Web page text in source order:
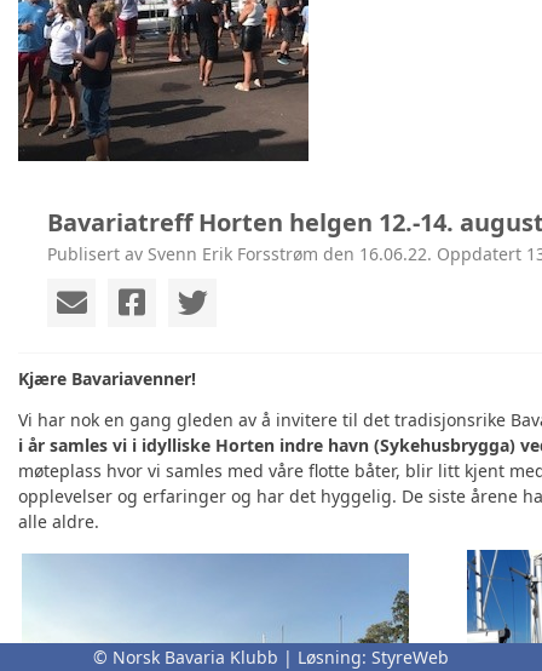
Bavariatreff Horten helgen 12.-14.
Publisert av Svenn Erik Forsstrøm den 16.06.22. Oppdatert
Kjære Bavariavenner!
Vi har nok en gang gleden av å invitere til det tradisjonsrike
i år samles vi i idylliske Horten indre havn (Sykehusbrygga)
møteplass hvor vi samles med våre flotte båter, blir litt kjent
opplevelser og erfaringer og har det hyggelig. De siste årene
alle aldre.
© Norsk Bavaria Klubb | Løsning: StyreWeb